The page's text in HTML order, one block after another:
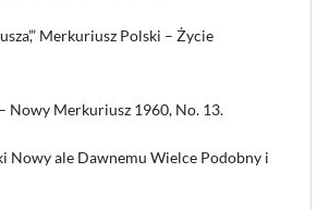
Merkuriusz Polski – Życie
Nowy Merkuriusz 1960, No. 13.
Nowy ale Dawnemu Wielce Podobny i